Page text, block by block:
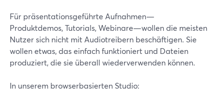
Für präsentationsgeführte Aufnahmen—
Produktdemos, Tutorials, Webinare—wollen die meisten
Nutzer sich nicht mit Audiotreibern beschäftigen. Sie
wollen etwas, das einfach funktioniert und Dateien
produziert, die sie überall wiederverwenden können.
In unserem browserbasierten Studio: